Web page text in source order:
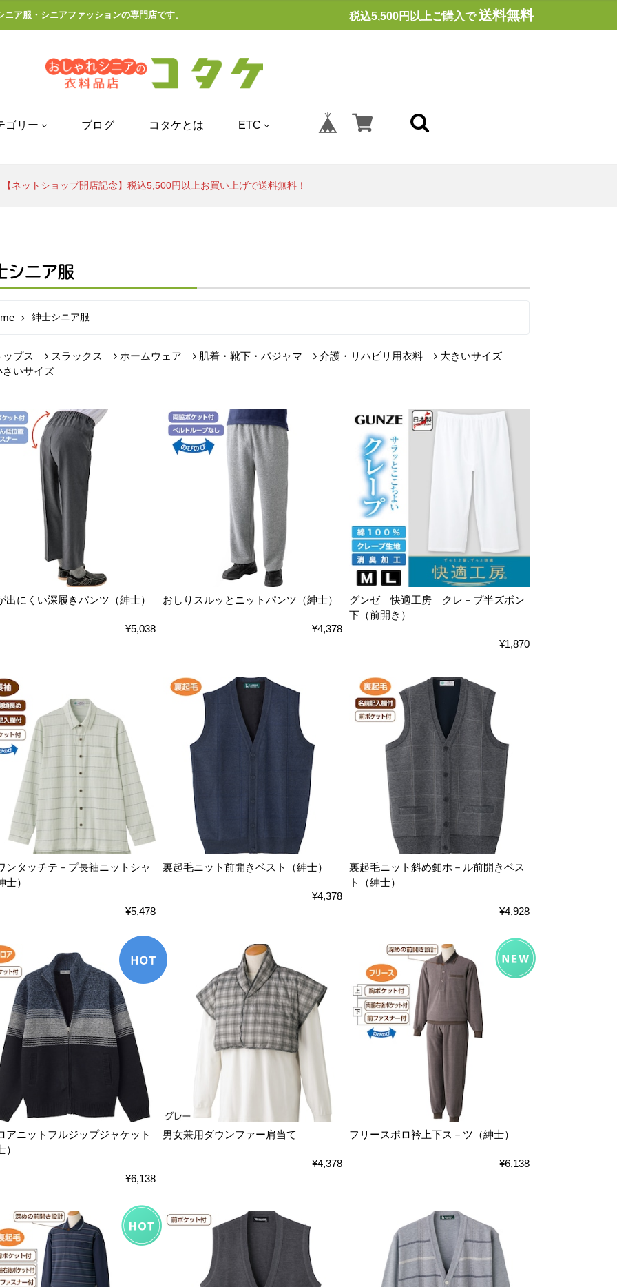
ア服・シニアファッションの専門店です。 税込5,500円以上ご購入で 送料無料
ゴリー ブログ コタケとは ETC
【ネットショップ開店記念】税込5,500円以上お買い上げで送料無料！
シニア服
紳士シニア服
ップス スラックス ホームウェア 肌着・靴下・パジャマ 介護・リハビリ用衣料
大きいサイズ
さいサイズ
出にくい深履きパンツ（紳士）
¥5,038
おしりスルッとニットパンツ（紳士）
¥4,378
グンゼ 快適工房 クレ－プ半ズボン
下（前開き）
¥1,870
ンタッチテ－プ長袖ニットシャ
士）
¥5,478
裏起毛ニット前開きベスト（紳士）
¥4,378
裏起毛ニット斜め釦ホ－ル前開きベス
ト（紳士）
¥4,928
アニットフルジップジャケット
）
¥6,138
男女兼用ダウンファー肩当て
¥4,378
フリースポロ衿上下ス－ツ（紳士）
¥6,138